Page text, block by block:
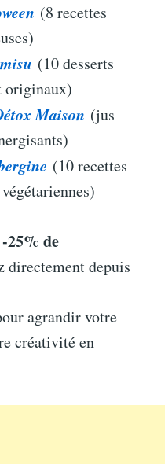
(8 recettes
(10 desserts
originaux)
Maison (jus
(10 recettes
-25% de
directement depuis
agrandir votre
créativité en